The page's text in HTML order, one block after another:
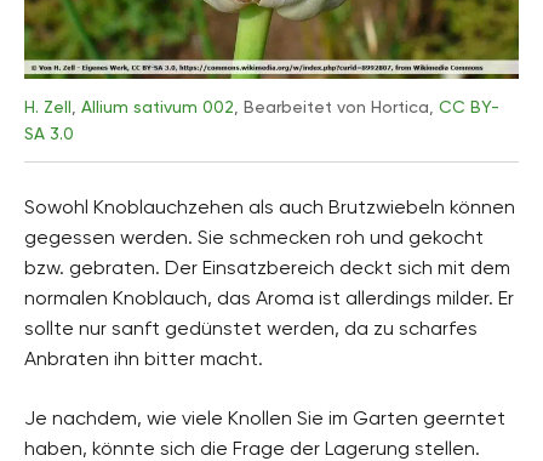
H. Zell Allium sativum 002 , Bearbeitet von Hortica, CC BY-
SA 3.0
Sowohl Knoblauchzehen als auch Brutzwiebeln können
gegessen werden. Sie schmecken roh und gekocht
bzw. gebraten. Der Einsatzbereich deckt sich mit dem
normalen Knoblauch, das Aroma ist allerdings milder. Er
sollte nur sanft gedünstet werden, da zu scharfes
Anbraten ihn bitter macht.
Je nachdem, wie viele Knollen Sie im Garten geerntet
haben, könnte sich die Frage der Lagerung stellen.